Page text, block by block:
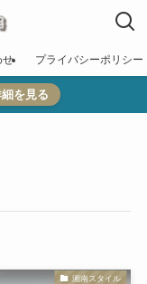
せ プライバシーポリシー
を見る
湘南スタイル